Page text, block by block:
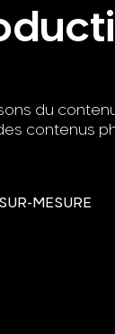
du
contenus
MESURE